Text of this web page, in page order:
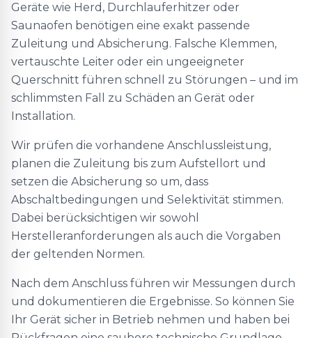
Geräte wie Herd, Durchlauferhitzer oder
Saunaofen benötigen eine exakt passende
Zuleitung und Absicherung. Falsche Klemmen,
vertauschte Leiter oder ein ungeeigneter
Querschnitt führen schnell zu Störungen – und im
schlimmsten Fall zu Schäden an Gerät oder
Installation.
Wir prüfen die vorhandene Anschlussleistung,
planen die Zuleitung bis zum Aufstellort und
setzen die Absicherung so um, dass
Abschaltbedingungen und Selektivität stimmen.
Dabei berücksichtigen wir sowohl
Herstelleranforderungen als auch die Vorgaben
der geltenden Normen.
Nach dem Anschluss führen wir Messungen durch
und dokumentieren die Ergebnisse. So können Sie
Ihr Gerät sicher in Betrieb nehmen und haben bei